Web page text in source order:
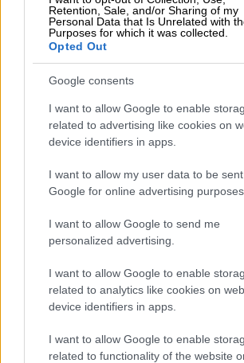
Retention, Sale, and/or Sharing of my
Personal Data that Is Unrelated with
Purposes for which it was collected.
Opted Out
Google consents
I want to allow Google to enable
related to advertising like cookies on
device identifiers in apps.
I want to allow my user data to be
Google for online advertising purposes.
I want to allow Google to send me
personalized advertising.
I want to allow Google to enable
related to analytics like cookies on
device identifiers in apps.
I want to allow Google to enable
related to functionality of the website
κορονοϊό, όπως ένας 55χρονος
ανεμβολίαστος ασθενής στο
ο οποίος υποστηρίζεται με
σύμφωνα με τον «Ταχυδρόμο»
αφιερώνει το χρόνο του στο να
παρακολουθεί βίντεο με
μηνύματα.
video